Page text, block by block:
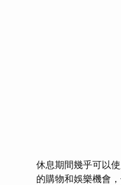
休息期間幾乎可以
的購物和娛樂機會